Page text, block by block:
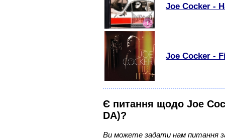
Joe Cocker -
Joe Cocker -
Є питання щодо Joe
DA)?
Ви можете задати нам питання